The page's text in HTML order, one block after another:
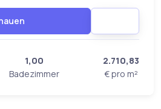
1,00
Badezimmer
2.710,83
€ pro m²